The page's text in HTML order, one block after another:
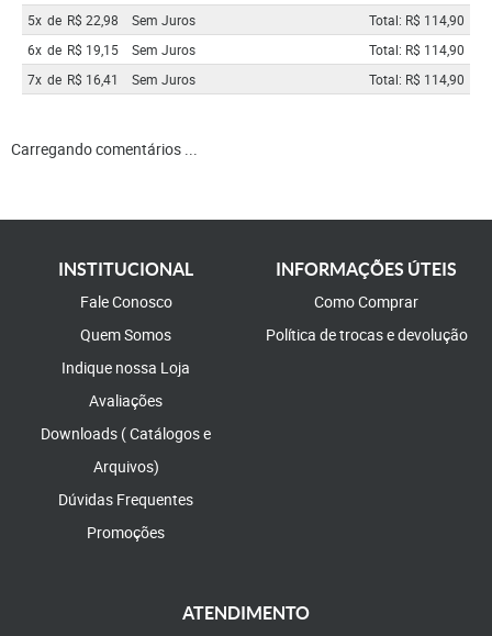
5x de R$ 22,98 Sem Juros
Total: R$ 114,90
6x de R$ 19,15 Sem Juros
Total: R$ 114,90
7x de R$ 16,41 Sem Juros Total: R$ 114,90
Carregando comentários ...
INSTITUCIONAL
Fale Conosco
Quem Somos
Indique nossa Loja
Avaliações
Downloads ( Catálogos e
Arquivos)
Dúvidas Frequentes
Promoções
INFORMAÇÕES ÚTEIS
Como Comprar
Política de trocas e devolução
ATENDIMENTO